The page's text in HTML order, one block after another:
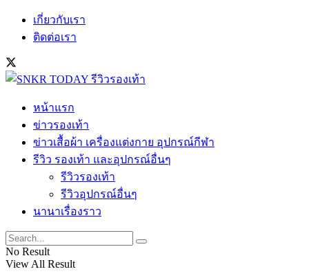
เกี่ยวกับเรา
ติดต่อเรา
หน้าแรก
ข่าวรองเท้า
ข่าวเสื้อผ้า เครื่องแต่งกาย อุปกรณ์กีฬา
รีวิว รองเท้า และอุปกรณ์อื่นๆ
รีวิวรองเท้า
รีวิวอุปกรณ์อื่นๆ
นานาเรื่องราว
No Result
View All Result